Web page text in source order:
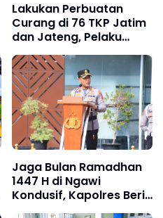
Lakukan Perbuatan
Curang di 76 TKP Jatim
dan Jateng, Pelaku
diamankan Polres
Ngawi
Jaga Bulan Ramadhan
1447 H di Ngawi
Kondusif, Kapolres Beri
Imbauan Kamtibmas